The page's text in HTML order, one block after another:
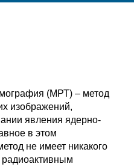
(МРТ) – метод
изображений,
явления ядерно-
в этом
не имеет никакого